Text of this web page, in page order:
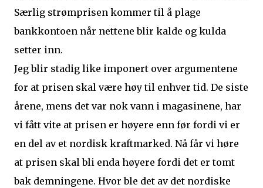
Særlig strømprisen kommer til å plage
bankkontoen når nettene blir kalde og kulda
setter inn.
Jeg blir stadig like imponert over argumentene
for at prisen skal være høy til enhver tid. De siste
årene, mens det var nok vann i magasinene, har
vi fått vite at prisen er høyere enn før fordi vi er
en del av et nordisk kraftmarked. Nå får vi høre
at prisen skal bli enda høyere fordi det er tomt
bak demningene. Hvor ble det av det nordiske